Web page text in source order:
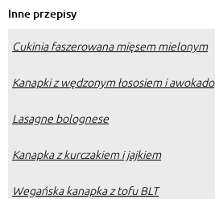
Inne przepisy
Cukinia faszerowana mięsem mielonym
Kanapki z wędzonym łososiem i awokado
Lasagne bolognese
Kanapka z kurczakiem i jajkiem
Wegańska kanapka z tofu BLT